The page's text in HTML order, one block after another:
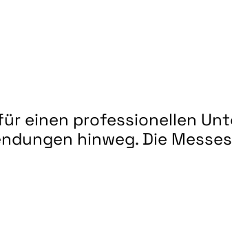
einen professionellen
hinweg. Die